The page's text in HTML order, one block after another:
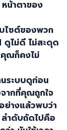
หน้าตาของ
ไซต์ของพวก
ดูไม่ดี ไม่สะดุด
ณก็คงไม่
ระบบดูก่อน
ากที่คุณถูกใจ
ย่างแล้วพบว่า
ำดับถัดไปคือ